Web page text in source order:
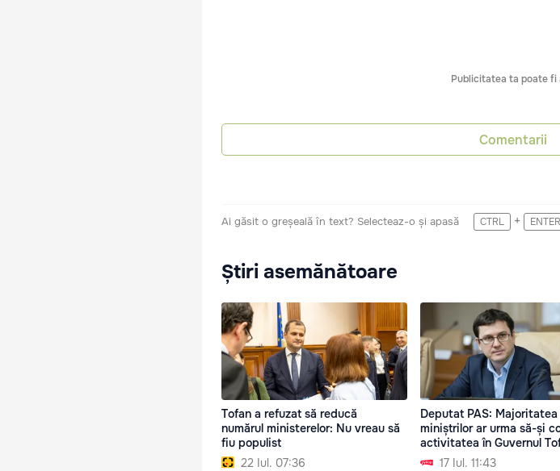
Publicitatea ta poate fi
Comentarii
Ai găsit o greșeală în text? Selecteaz-o și apasă CTRL + ENTER
Știri asemănătoare
Tofan a refuzat să reducă
numărul ministerelor: Nu vreau să
fiu populist
22 Iul. 07:36
Deputat PAS: Majoritatea
miniștrilor ar urma să-și
activitatea în Guvernul
17 Iul. 11:43